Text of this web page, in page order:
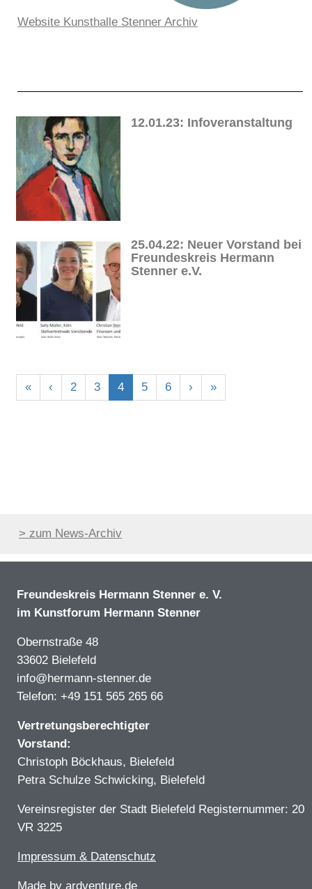
Website Kunsthalle Stenner Archiv
12.01.23: Infoveranstaltung
25.04.22: Neuer Vorstand bei
Freundeskreis Hermann
Stenner e.V.
« ‹ 2 3 4 5 6 › »
> zum News-Archiv
Freundeskreis Hermann Stenner e. V.
im Kunstforum Hermann Stenner
Obernstraße 48
33602 Bielefeld
info@hermann-stenner.de
Telefon: +49 151 565 265 66
Vertretungsberechtigter
Vorstand:
Christoph Böckhaus, Bielefeld
Petra Schulze Schwicking, Bielefeld
Vereinsregister der Stadt Bielefeld Registernummer: 20
VR 3225
Impressum & Datenschutz
Made by ardventure.de